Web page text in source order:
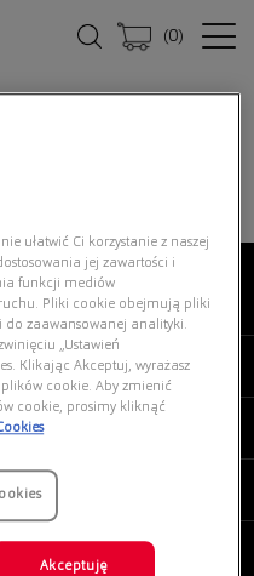
(0)
ułatwić Ci korzystanie z naszej
jej zawartości i
funkcji mediów
Pliki cookie obejmują pliki
do zaawansowanej analityki.
„Ustawień
Klikając Akceptuj, wyrażasz
plików cookie. Aby zmienić
cookie, prosimy kliknąć
Akceptuję